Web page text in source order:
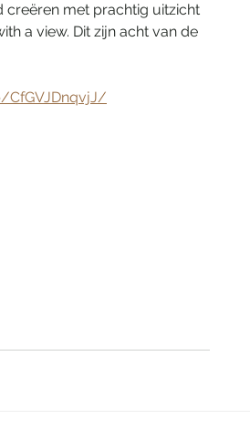
creëren met prachtig uitzicht
a view. Dit zijn acht van de